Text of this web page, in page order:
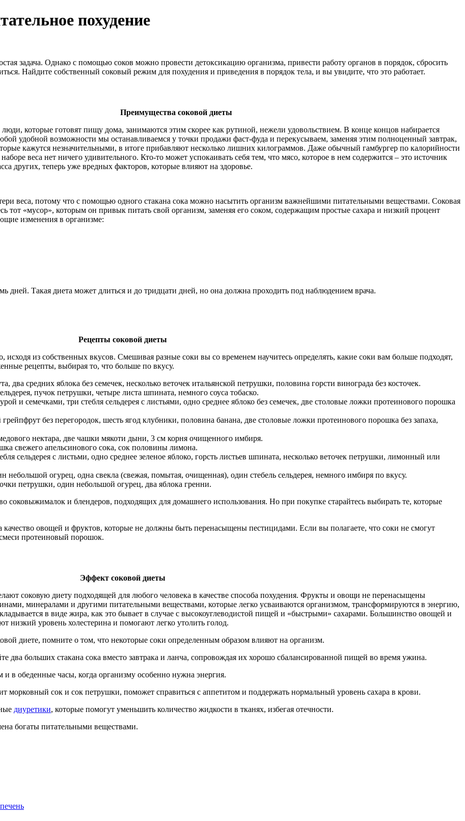
похудение
задача. Однако с помощью соков можно провести детоксикацию организма, привести работу органов в порядок, сбросить
Найдите собственный соковый режим для похудения и приведения в порядок тела, и вы увидите, что это работает.
Преимущества соковой диеты
которые готовят пищу дома, занимаются этим скорее как рутиной, нежели удовольствием. В конце концов набирается
удобной возможности мы останавливаемся у точки продажи фаст-фуда и перекусываем, заменяя этим полноценный завтрак,
кажутся незначительными, в итоге прибавляют несколько лишних килограммов. Даже обычный гамбургер по калорийности
веса нет ничего удивительного. Кто-то может успокаивать себя тем, что мясо, которое в нем содержится – это источник
других, теперь уже вредных факторов, которые влияют на здоровье.
веса, потому что с помощью одного стакана сока можно насытить организм важнейшими питательными веществами. Соковая
тот «мусор», которым он привык питать свой организм, заменяя его соком, содержащим простые сахара и низкий процент
изменения в организме:
дней. Такая диета может длиться и до тридцати дней, но она должна проходить под наблюдением врача.
Рецепты соковой диеты
исходя из собственных вкусов. Смешивая разные соки вы со временем научитесь определять, какие соки вам больше подходят,
рецепты, выбирая то, что больше по вкусу.
два средних яблока без семечек, несколько веточек итальянской петрушки, половина горсти винограда без косточек.
пучок петрушки, четыре листа шпината, немного соуса тобаско.
и семечками, три стебля сельдерея с листьями, одно среднее яблоко без семечек, две столовые ложки протеинового порошка
без перегородок, шесть ягод клубники, половина банана, две столовые ложки протеинового порошка без запаха,
нектара, две чашки мякоти дыни, 3 см корня очищенного имбиря.
свежего апельсинового сока, сок половины лимона.
сельдерея с листьми, одно среднее зеленое яблоко, горсть листьев шпината, несколько веточек петрушки, лимонный или
небольшой огурец, одна свекла (свежая, помытая, очищенная), один стебель сельдерея, немного имбиря по вкусу.
петрушки, один небольшой огурец, два яблока гренни.
соковыжималок и блендеров, подходящих для домашнего использования. Но при покупке старайтесь выбирать те, которые
качество овощей и фруктов, которые не должны быть перенасыщены пестицидами. Если вы полагаете, что соки не смогут
смеси протеиновый порошок.
Эффект соковой диеты
соковую диету подходящей для любого человека в качестве способа похудения. Фрукты и овощи не перенасыщены
минералами и другими питательными веществами, которые легко усваиваются организмом, трансформируются в энергию,
в виде жира, как это бывает в случае с высокоуглеводистой пищей и «быстрыми» сахарами. Большинство овощей и
низкий уровень холестерина и помогают легко утолить голод.
диете, помните о том, что некоторые соки определенным образом влияют на организм.
два больших стакана сока вместо завтрака и ланча, сопровождая их хорошо сбалансированной пищей во время ужина.
и в обеденные часы, когда организму особенно нужна энергия.
морковный сок и сок петрушки, поможет справиться с аппетитом и поддержать нормальный уровень сахара в крови.
диуретики, которые помогут уменьшить количество жидкости в тканях, избегая отечности.
богаты питательными веществами.